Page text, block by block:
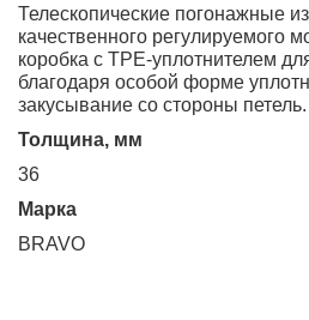
Телескопические погонажные изделия для
качественного регулируемого
коробка с TPE-уплотнителем
благодаря особой форме
закусывание со стороны петель.
Толщина, мм
36
Марка
BRAVO